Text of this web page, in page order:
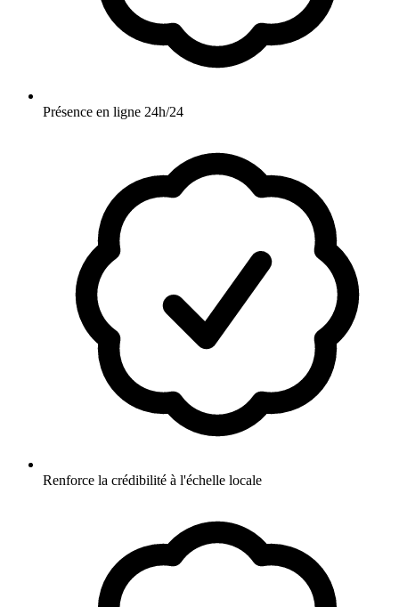
Présence en ligne 24h/24
Renforce la crédibilité à l'échelle locale